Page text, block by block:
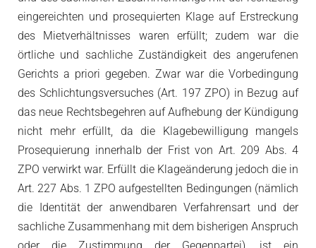
eingereichten und prosequierten Klage auf Erstreckung
des Mietverhältnisses waren erfüllt; zudem war die
örtliche und sachliche Zuständigkeit des angerufenen
Gerichts a priori gegeben. Zwar war die Vorbedingung
des Schlichtungsversuches (Art. 197 ZPO) in Bezug auf
das neue Rechtsbegehren auf Aufhebung der Kündigung
nicht mehr erfüllt, da die Klagebewilligung mangels
Prosequierung innerhalb der Frist von Art. 209 Abs. 4
ZPO verwirkt war. Erfüllt die Klageänderung jedoch die in
Art. 227 Abs. 1 ZPO aufgestellten Bedingungen (nämlich
die Identität der anwendbaren Verfahrensart und der
sachliche Zusammenhang mit dem bisherigen Anspruch